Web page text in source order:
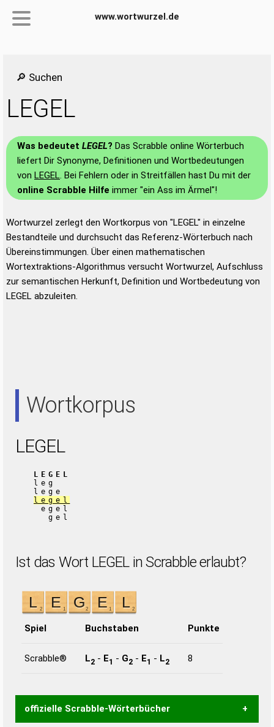
www.wortwurzel.de
🔎 Suchen
LEGEL
Was bedeutet LEGEL? Das Scrabble online Wörterbuch
liefert Dir Synonyme, Definitionen und Wortbedeutungen
von LEGEL. Bei Fehlern oder in Streitfällen hast Du mit der
online Scrabble Hilfe immer "ein Ass im Ärmel"!
Wortwurzel zerlegt den Wortkorpus von "LEGEL" in einzelne
Bestandteile und durchsucht das Referenz-Wörterbuch nach
Übereinstimmungen. Über einen mathematischen
Wortextraktions-Algorithmus versucht Wortwurzel, Aufschluss
zur semantischen Herkunft, Definition und Wortbedeutung von
LEGEL abzuleiten.
Wortkorpus
LEGEL
LEGEL
leg
lege
legel
egel
gel
Ist das Wort LEGEL in Scrabble erlaubt?
Spiel Buchstaben Punkte
Scrabble® L2 - E1 - G2 - E1 - L2 8
offizielle Scrabble-Wörterbücher